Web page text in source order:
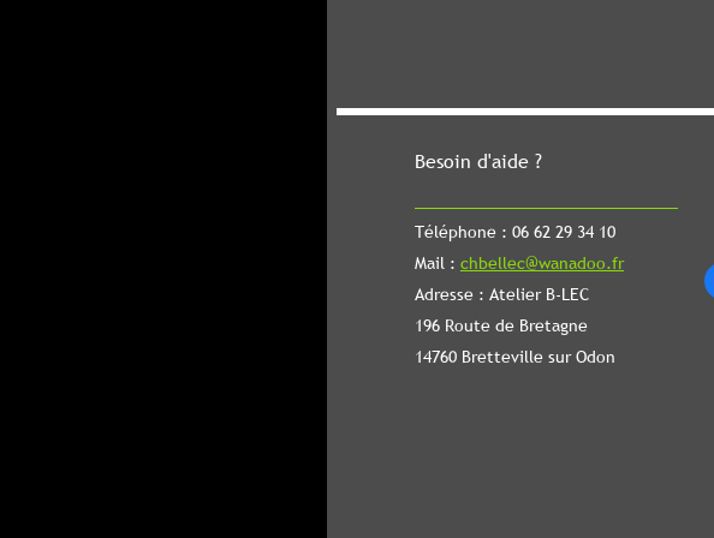
Besoin d'aide ?
Téléphone : 06 62 29 34 10
Mail : chbellec@wanadoo.fr
Adresse : Atelier B-LEC
196 Route de Bretagne
14760 Bretteville sur Odon